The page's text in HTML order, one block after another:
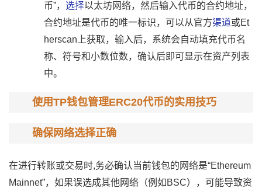
币”， 选择以太坊网络，然后输入代币的合约地址，
合约地址是代币的唯一标识，可以从官方渠道或Et
herscan上获取，输入后，系统会自动填充代币名
称、符号和小数位数，确认后即可显示在资产列表
中。
使用TP钱包管理ERC20代币的实用技巧
确保网络选择正确
在进行转账或交易时,务必确认当前钱包的网络是“Ethereum
Mainnet”，如果误选成其他网络（例如BSC），可能导致资